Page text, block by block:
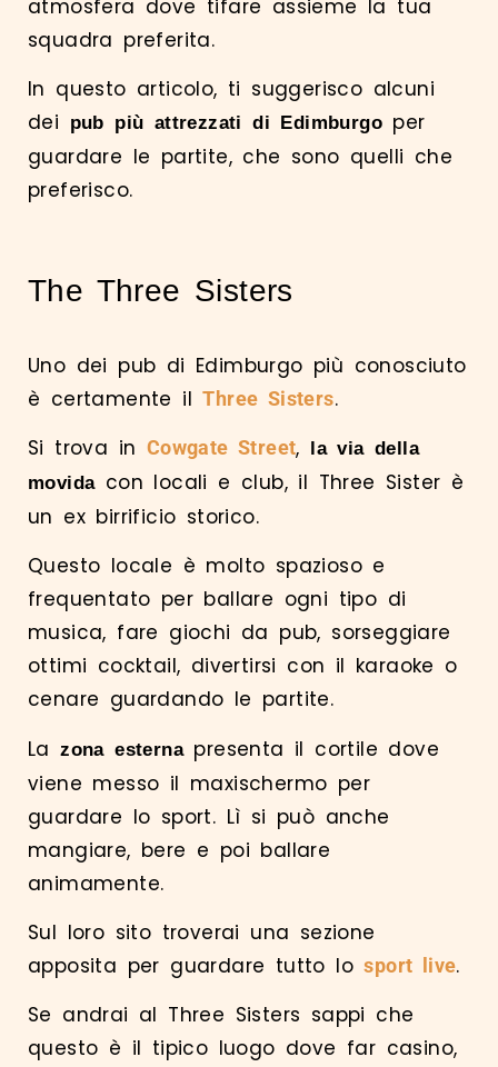
atmosfera dove tifare assieme la tua
squadra preferita.
In questo articolo, ti suggerisco alcuni
dei
pub più attrezzati di Edimburgo per
guardare le partite, che sono quelli che
preferisco.
The Three Sisters
Uno dei pub di Edimburgo più conosciuto
è certamente ilThree Sisters.
Si trova in Cowgate Street, la via della
movidacon locali e club, il Three Sister è
un ex birrificio storico.
Questo locale è molto spazioso e
frequentato per ballare ogni tipo di
musica, fare giochi da pub, sorseggiare
ottimi cocktail, divertirsi con il karaoke o
cenare guardando le partite.
Lazona esternapresenta il cortile dove
viene messo il maxischermo per
guardare lo sport. Lì si può anche
mangiare, bere e poi ballare
animamente.
Sul loro sito troverai una sezione
apposita per guardare tutto losport live.
Se andrai al Three Sisters sappi che
questo è il tipico luogo dove far casino,